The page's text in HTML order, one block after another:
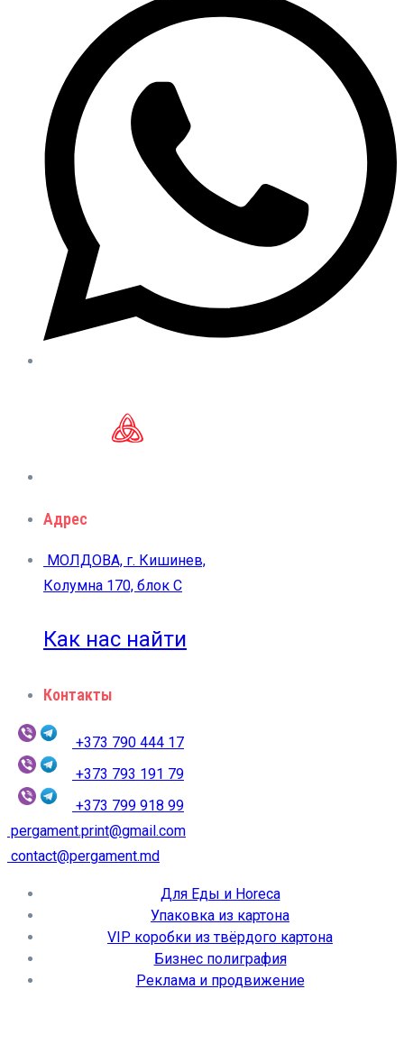
Адрес
МОЛДОВА, г. Кишинев,
Колумна 170, блок C
Как нас найти
Контакты
+373 790 444 17
+373 793 191 79
+373 799 918 99
pergament.print@gmail.com
contact@pergament.md
Для Еды и Horeca
Упаковка из картона
VIP коробки из твёрдого картона
Бизнес полиграфия
Реклама и продвижение